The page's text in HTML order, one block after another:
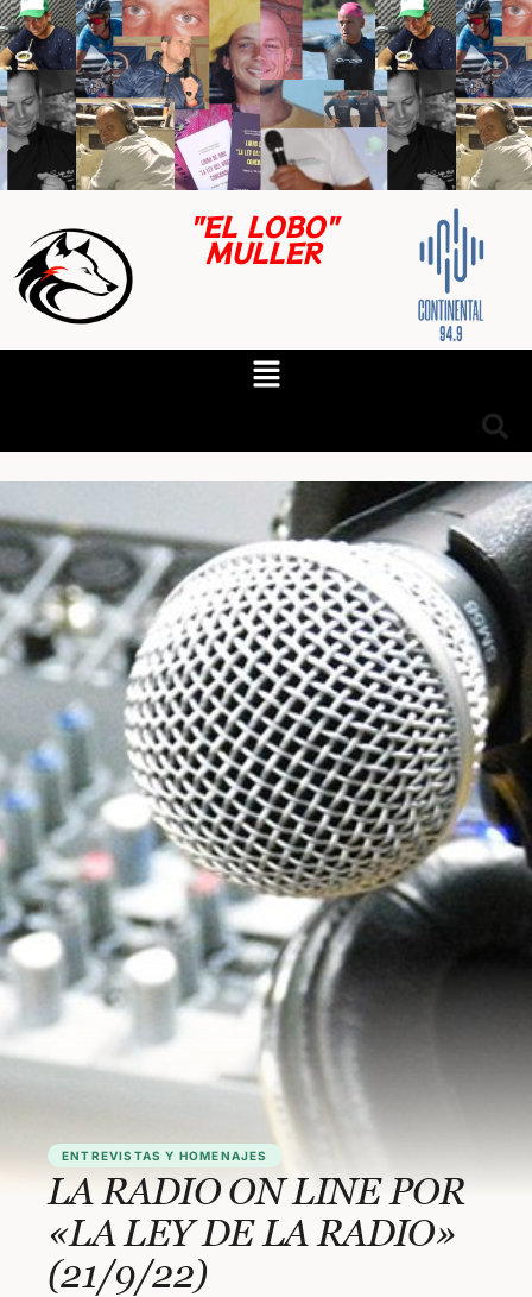
"EL LOBO"
MULLER
ENTREVISTAS Y HOMENAJES
LA RADIO ON LINE POR
«LA LEY DE LA RADIO»
(21/9/22)